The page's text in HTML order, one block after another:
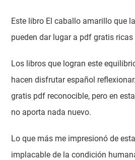
Este libro El caballo amarillo que
pueden dar lugar a pdf gratis
Los libros que logran este
hacen disfrutar español
gratis pdf reconocible, pero en
no aporta nada nuevo.
Lo que más me impresionó de
implacable de la condición